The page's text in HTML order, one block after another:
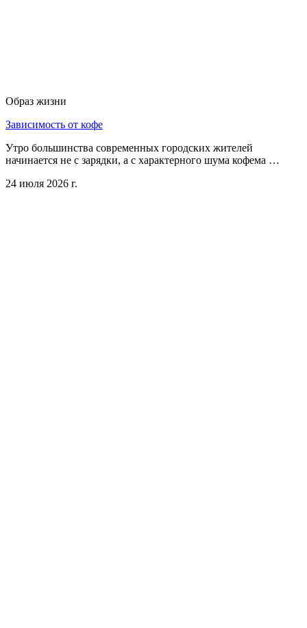
Образ жизни
Зависимость от кофе
Утро большинства современных городских жителей
начинается не с зарядки, а с характерного шума кофема …
24 июля 2026 г.